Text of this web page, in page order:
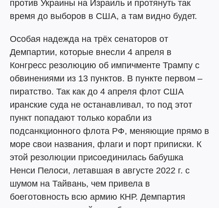
против Украины на Израиль и протянуть так
время до выборов в США, а там видно будет.
Особая надежда на трёх сенаторов от
Демпартии, которые внесли 4 апреля в
Конгресс резолюцию об импичменте Трампу с
обвинениями из 13 пунктов. В пункте первом –
пиратство. Так как до 4 апреля флот США
иранские суда не останавливал, то под этот
пункт попадают только корабли из
подсанкционного флота РФ, меняющие прямо в
море свои названия, флаги и порт приписки. К
этой резолюции присоединилась бабушка
Ненси Пелоси, летавшая в августе 2022 г. с
шумом на Тайвань, чем привела в
боеготовность всю армию КНР. Демпартия